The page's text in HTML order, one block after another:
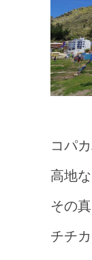
コパ
高地
その
チチ